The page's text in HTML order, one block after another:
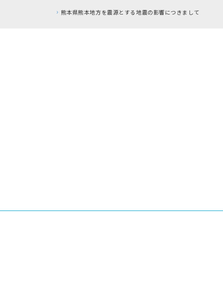
熊本県熊本地方を震源とする地震の影響につきまして